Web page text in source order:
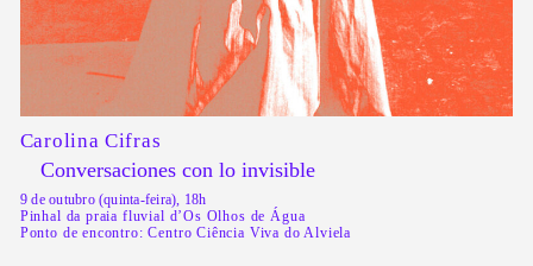
Carolina Cifras
Conversaciones con lo invisible
9 de outubro (quinta-feira), 18h
Pinhal da praia fluvial d’Os Olhos de Água
Ponto de encontro: Centro Ciência Viva do Alviela